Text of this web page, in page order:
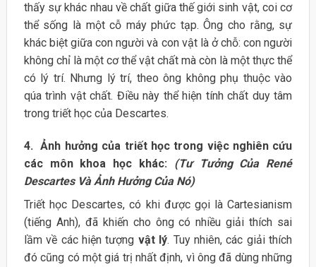
thấy sự khác nhau về chất giữa thế giới sinh vật, coi cơ
thể sống là một cỗ máy phức tạp. Ông cho rằng, sự
khác biệt giữa con người và con vật là ở chỗ: con người
không chỉ là một cơ thể vật chất mà còn là một thực thể
có lý trí. Nhưng lý trí, theo ông không phụ thuộc vào
qúa trình vật chất. Điều này thể hiện tính chất duy tâm
trong triết học của Descartes.
4. Ảnh hưởng của triết học trong việc nghiên cứu
các môn khoa học khác: (Tư Tưởng Của René
Descartes Và Ảnh Hưởng Của Nó)
Triết học Descartes, có khi được gọi là Cartesianism
(tiếng Anh), đã khiến cho ông có nhiều giải thích sai
lầm về các hiện tượng vật lý. Tuy nhiên, các giải thích
đó cũng có một giá trị nhất định, vì ông đã dùng những